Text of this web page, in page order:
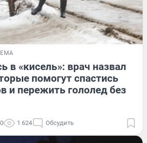
в «кисель»: врач назвал
помогут спастись
и пережить гололед без
1 624 Обсудить